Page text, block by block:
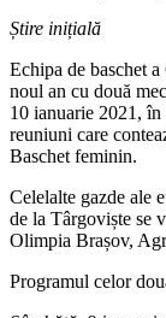
Știre inițială
Echipa de baschet
noul an cu două
10 ianuarie 2021,
reuniuni care
Baschet feminin.
Celelalte gazde ale
de la Târgoviște se
Olimpia Brașov,
Programul celor